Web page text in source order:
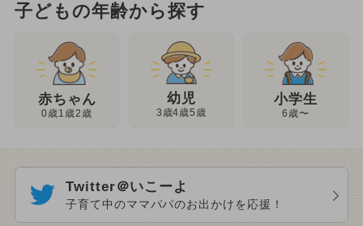
子どもの年齢から探す
赤ちゃん
0歳1歳2歳
幼児
3歳4歳5歳
小学生
6歳〜
Twitter＠いこーよ
子育て中のママパパのお出かけを応援！